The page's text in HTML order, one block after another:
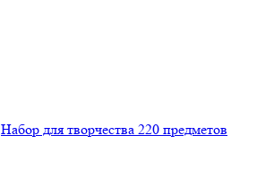
Набор для творчества 220 предметов